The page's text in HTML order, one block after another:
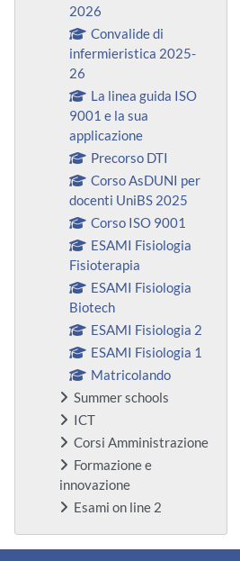
2026
Convalide di
infermieristica 2025-
26
La linea guida ISO
9001 e la sua
applicazione
Precorso DTI
Corso AsDUNI per
docenti UniBS 2025
Corso ISO 9001
ESAMI Fisiologia
Fisioterapia
ESAMI Fisiologia
Biotech
ESAMI Fisiologia 2
ESAMI Fisiologia 1
Matricolando
Summer schools
ICT
Corsi Amministrazione
Formazione e
innovazione
Esami on line 2